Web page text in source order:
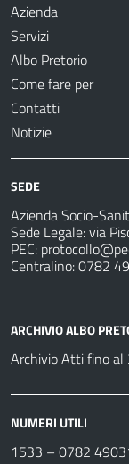
Azienda
Servizi
Albo Pretorio
Come fare per
Contatti
Notizie
SEDE
Azienda Socio-
Sede Legale: via
PEC:
Centralino: 0782
ARCHIVIO ALBO
Archivio Atti fino
NUMERI UTILI
1533 – 0782